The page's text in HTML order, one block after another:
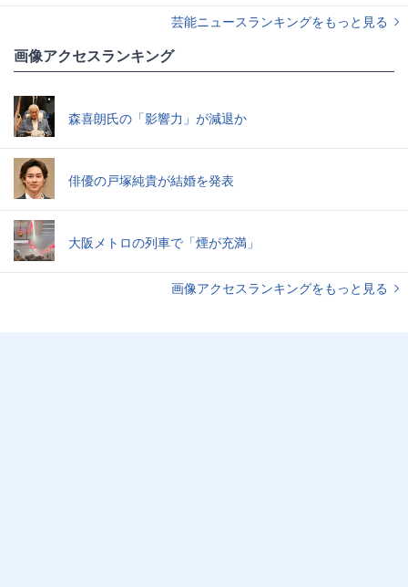
芸能ニュースランキングをもっと見る
画像アクセスランキング
森喜朗氏の「影響力」が減退か
俳優の戸塚純貴が結婚を発表
大阪メトロの列車で「煙が充満」
画像アクセスランキングをもっと見る